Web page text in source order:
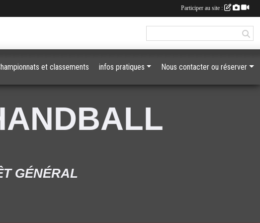
GÉNÉRAL
et classements infos pratiques Nous contacter ou réserver
Participer au site :